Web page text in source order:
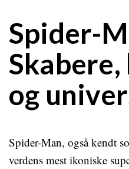
Spider-
og
Spider-Man, også kendt
verdens mest ikoniske